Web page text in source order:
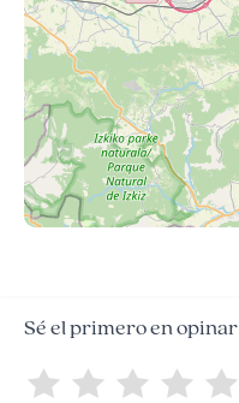
Sé el primero en opinar